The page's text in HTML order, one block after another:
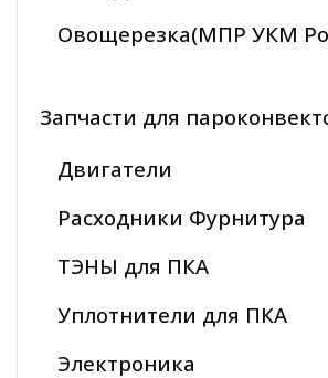
Овощерезка(МПР УКМ
Запчасти для
Двигатели
Расходники Фурнитура
ТЭНЫ для ПКА
Уплотнители для ПКА
Электроника